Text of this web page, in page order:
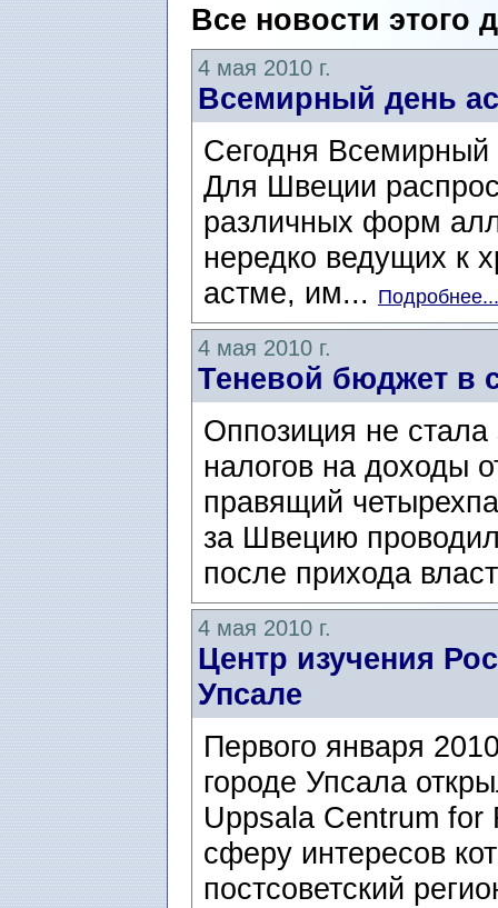
Все новости этого
4 мая 2010 г.
Всемирный день
Сегодня
Для Швеции
различных форм
нередко ведущих к
астме, им... Подробнее...
4 мая 2010 г.
Теневой бюджет в
Оппозиция не
налогов на доходы
правящий
за Швецию
после прихода
4 мая 2010 г.
Центр изучения
Упсале
Первого января
городе Упсала
Uppsala Centrum
сферу интересов
постсоветский